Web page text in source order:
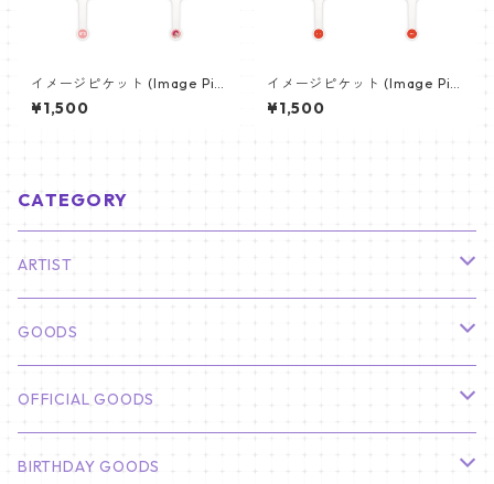
イメージピケット (Image Pic
ket) うちわ - ジョングク (JU
NGKOOK_09)
¥1,500
イメージピケット (Image Pic
ket) うちわ - ヴィ (V_20)
¥1,500
CATEGORY
ARTIST
俳優
CHA EUN WOO
HYUNBIN
BTS
JIN
SEVENTEEN
GOODS
カレンダー
壁掛けカレンダー
フォトカードセット(60枚入り)
OFFICIAL GOODS
LIGHT STICK
BIRTHDAY GOODS